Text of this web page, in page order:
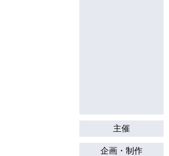
主催
企画・制作